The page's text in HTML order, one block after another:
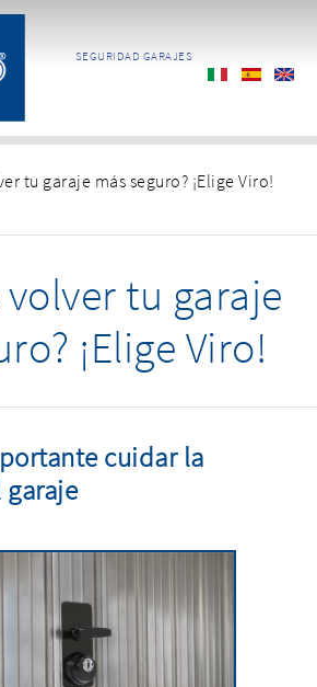
SEGURIDAD GARAJES
tu garaje más seguro? ¡Elige Viro!
volver tu garaje
¡Elige Viro!
cuidar la